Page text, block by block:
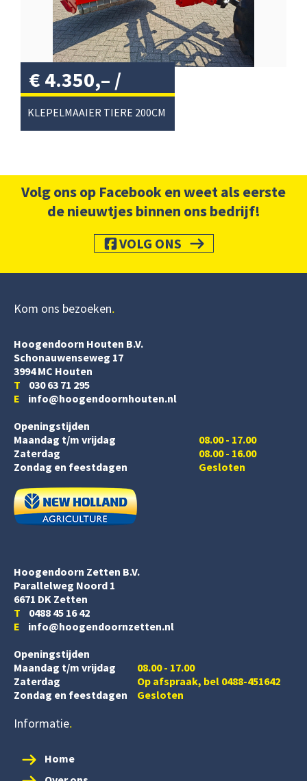
KLEPELMAAIER TIERE 200CM
€ 4.350,– /
Volg ons op Facebook en weet als eerste
de nieuwtjes binnen ons bedrijf!
VOLG ONS
Kom ons bezoeken
Hoogendoorn Houten B.V.
Schonauwenseweg 17
3994 MC Houten
T 030 63 71 295
E info@hoogendoornhouten.nl
Openingstijden
Maandag t/m vrijdag
Zaterdag
08.00 - 17.00
08.00 - 16.00
Zondag en feestdagen
Gesloten
Hoogendoorn Zetten B.V.
Parallelweg Noord 1
6671 DK Zetten
T 0488 45 16 42
E info@hoogendoornzetten.nl
Openingstijden
Maandag t/m vrijdag
08.00 - 17.00
Zaterdag
Op afspraak, bel 0488-451642
Zondag en feestdagen
Gesloten
Informatie
Home